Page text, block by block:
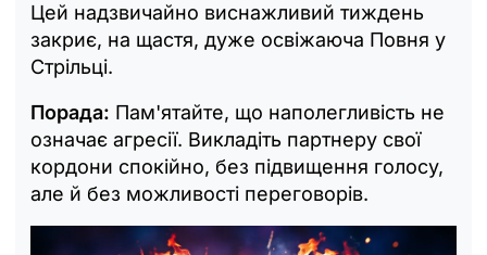
Цей надзвичайно виснажливий тиждень
закриє, на щастя, дуже освіжаюча Повня у
Стрільці.
Порада: Пам'ятайте, що наполегливість не
означає агресії. Викладіть партнеру свої
кордони спокійно, без підвищення голосу,
але й без можливості переговорів.